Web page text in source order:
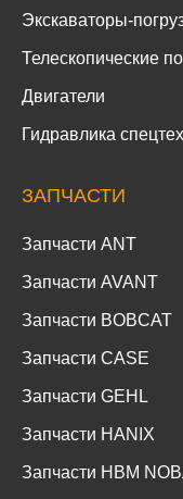
Экскаваторы-
Телескопические
Двигатели
Гидравлика
ЗАПЧАСТИ
Запчасти ANT
Запчасти AVANT
Запчасти BOBCAT
Запчасти CASE
Запчасти GEHL
Запчасти HANIX
Запчасти HBM